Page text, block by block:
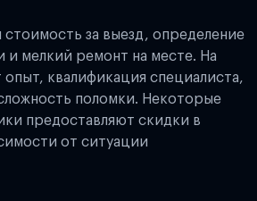
стоимость за выезд, определение
и мелкий ремонт на месте. На
квалификация специалиста,
поломки. Некоторые
предоставляют скидки в
от ситуации